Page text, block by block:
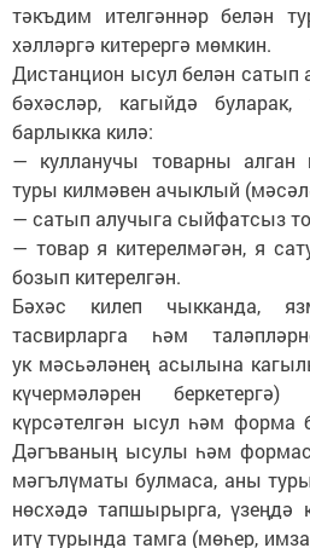
тәкъдим ителгәннәр белән
хәлләргә китерергә мөмкин.
Дистанцион ысул белән сатып
бәхәсләр, кагыйдә буларак,
барлыкка килә:
— кулланучы товарны алган
туры килмәвен ачыклый
— сатып алучыга сыйфатсыз
— товар я китерелмәгән, я
бозып китерелгән.
Бәхәс килеп чыкканда,
тасвирларга һәм
ук мәсьәләнең асылына
күчермәләрен
күрсәтелгән ысул һәм форма
Дәгъваның ысулы һәм
мәгълүматы булмаса, аны
нөсхәдә тапшырырга, үзеңдә
итү турында тамга (мөһер,